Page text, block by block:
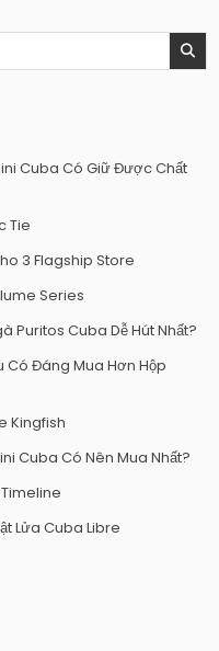
Cuba Có Giữ Được Chất
Tie
3 Flagship Store
Series
Puritos Cuba Dễ Hút Nhất?
Có Đáng Mua Hơn Hộp
Kingfish
Cuba Có Nên Mua Nhất?
Lửa Cuba Libre